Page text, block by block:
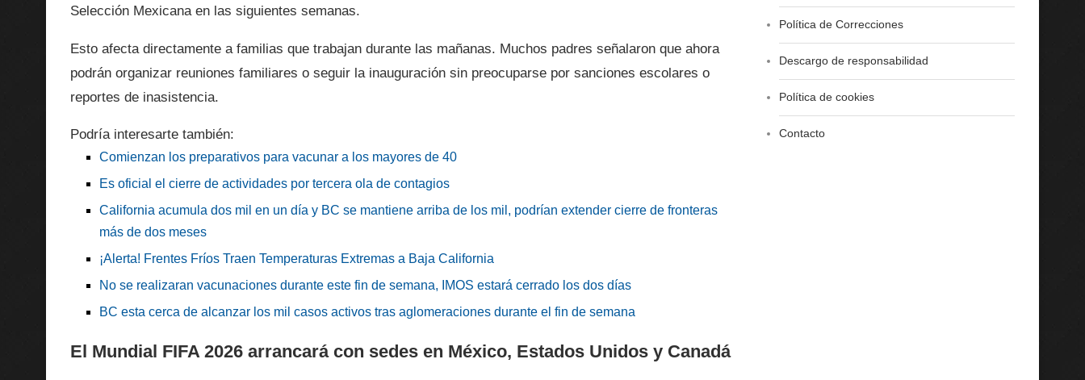
Selección Mexicana en las siguientes semanas.
Esto afecta directamente a familias que trabajan durante las mañanas. Muchos padres señalaron que ahora
podrán organizar reuniones familiares o seguir la inauguración sin preocuparse por sanciones escolares o
reportes de inasistencia.
Podría interesarte también:
Comienzan los preparativos para vacunar a los mayores de 40
Es oficial el cierre de actividades por tercera ola de contagios
California acumula dos mil en un día y BC se mantiene arriba de los mil, podrían extender cierre de fronteras
más de dos meses
¡Alerta! Frentes Fríos Traen Temperaturas Extremas a Baja California
No se realizaran vacunaciones durante este fin de semana, IMOS estará cerrado los dos días
BC esta cerca de alcanzar los mil casos activos tras aglomeraciones durante el fin de semana
El Mundial FIFA 2026 arrancará con sedes en México, Estados Unidos y Canadá
Política de Correcciones
Descargo de responsabilidad
Política de cookies
Contacto